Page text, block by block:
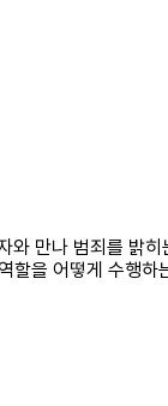
만나 범죄를 밝
을 어떻게 수행